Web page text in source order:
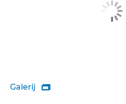
Galerij 